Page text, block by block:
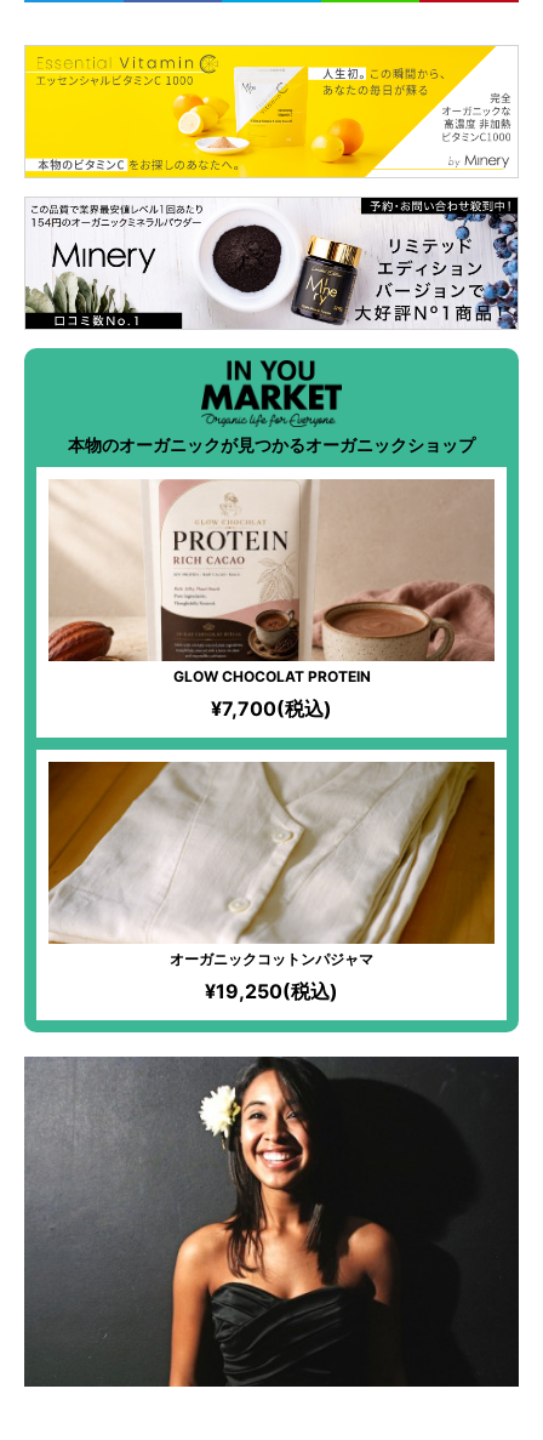
本物のオーガニックが見つかるオーガニックショップ
GLOW CHOCOLAT PROTEIN
¥7,700(税込)
オーガニックコットンパジャマ
¥19,250(税込)